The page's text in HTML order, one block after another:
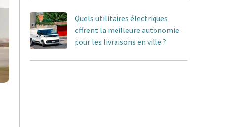
Quels utilitaires électriques
offrent la meilleure autonomie
pour les livraisons en ville ?